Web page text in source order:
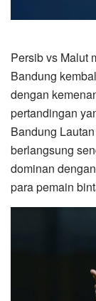
Persib vs Malut
Bandung
dengan
pertandingan
Bandung
berlangsung
dominan
para pemain